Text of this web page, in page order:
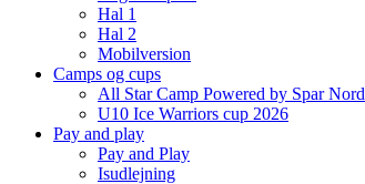
Hal 1
Hal 2
Mobilversion
Camps og cups
All Star Camp Powered by Spar Nord
U10 Ice Warriors cup 2026
Pay and play
Pay and Play
Isudlejning